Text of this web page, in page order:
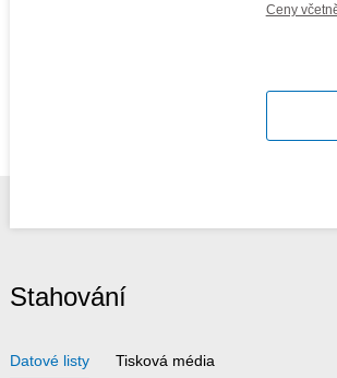
Ceny
Stahování
Datové listy Tisková média